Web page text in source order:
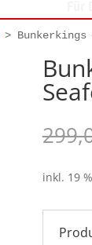
> Bunkerkings
inkl. 19